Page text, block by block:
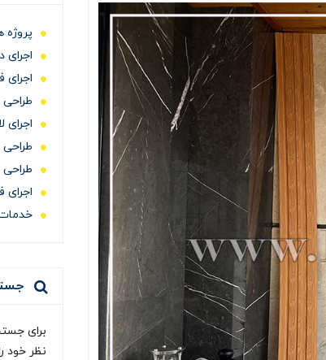
پروژه
اجرای
اجرای
طراحی
اجرای
برای
نظر خود